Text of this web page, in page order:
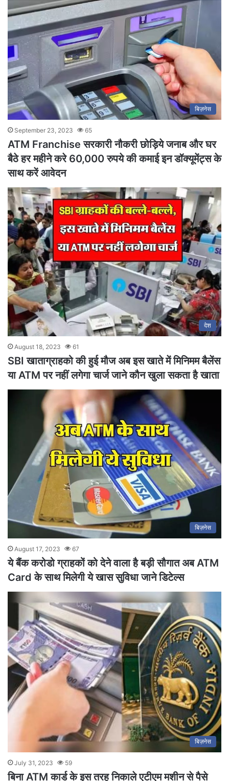
बिज़नेस
September 23, 2023 65
ATM Franchise सरकारी नौकरी छोड़िये जनाब और घर
बैठे हर महीने करे 60,000 रुपये की कमाई इन डॉक्यूमेंट्स के
साथ करें आवेदन
देश
August 18, 2023 61
SBI खाताग्राहको की हुई मौज अब इस खाते में मिनिमम बैलेंस
या ATM पर नहीं लगेगा चार्ज जाने कौन खुला सकता है खाता
बिज़नेस
August 17, 2023 67
ये बैंक करोडो ग्राहकों को देने वाला है बड़ी सौगात अब ATM
Card के साथ मिलेगी ये खास सुविधा जाने डिटेल्स
बिज़नेस
July 31, 2023 59
बिना ATM कार्ड के इस तरह निकाले एटीएम मशीन से पैसे